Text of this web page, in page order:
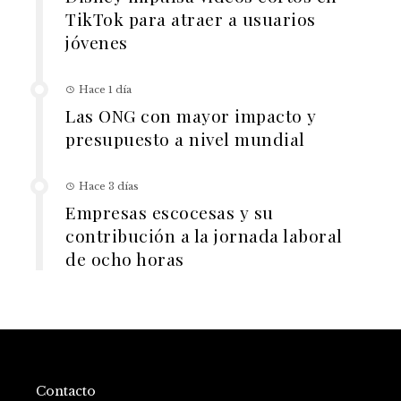
TikTok para atraer a usuarios
jóvenes
Hace 1 día
Las ONG con mayor impacto y
presupuesto a nivel mundial
Hace 3 días
Empresas escocesas y su
contribución a la jornada laboral
de ocho horas
Contacto